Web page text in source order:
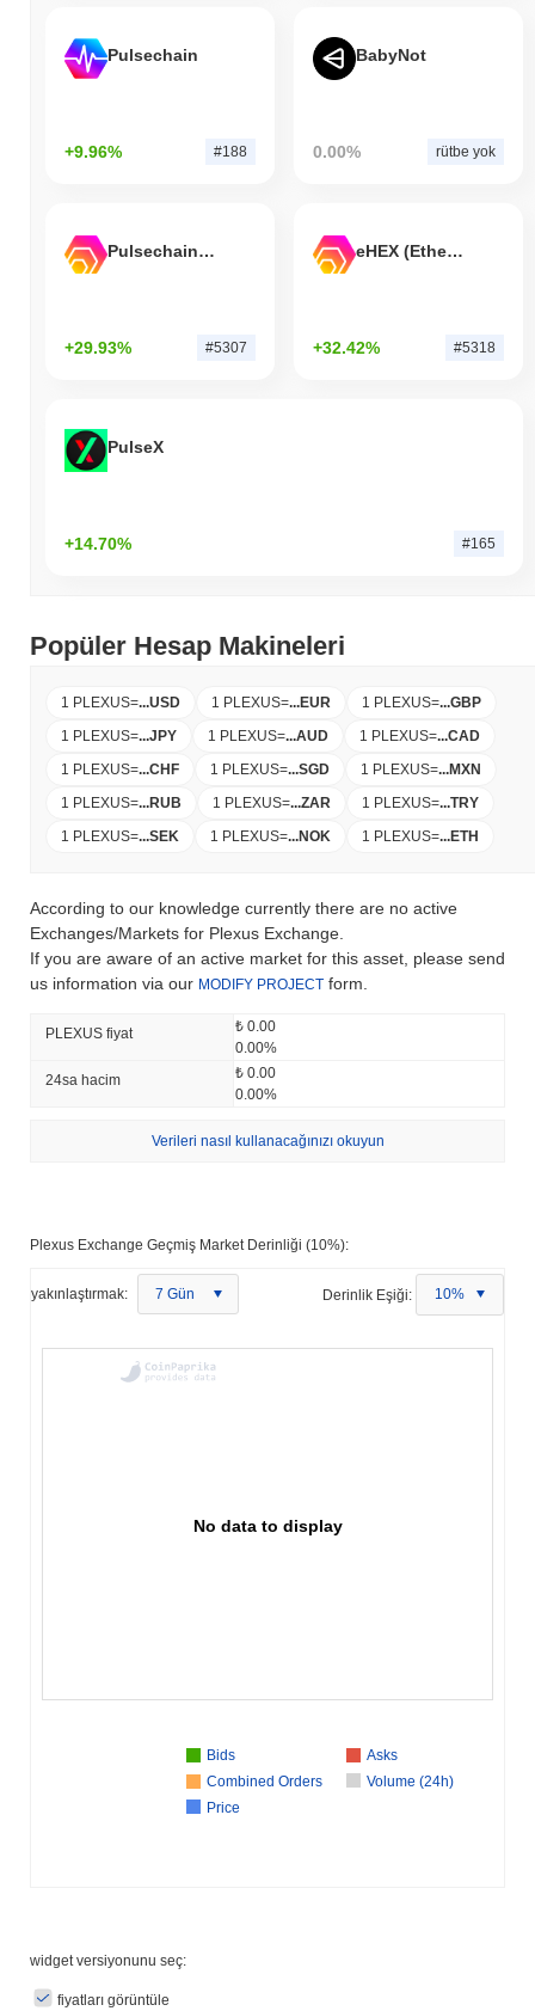
Pulsechain
+9.96% #188
BabyNot
0.00% rütbe yok
Pulsechain Bridged HEX (Pulsechain)
+29.93% #5307
eHEX (Ethereum)
+32.42% #5318
PulseX
+14.70% #165
Popüler Hesap Makineleri
1 PLEXUS=...USD 1 PLEXUS=...EUR 1 PLEXUS=...GBP
1 PLEXUS=...JPY 1 PLEXUS=...AUD 1 PLEXUS=...CAD
1 PLEXUS=...CHF 1 PLEXUS=...SGD 1 PLEXUS=...MXN
1 PLEXUS=...RUB 1 PLEXUS=...ZAR 1 PLEXUS=...TRY
1 PLEXUS=...SEK 1 PLEXUS=...NOK 1 PLEXUS=...ETH
According to our knowledge currently there are no active
Exchanges/Markets for Plexus Exchange.
If you are aware of an active market for this asset, please send
us information via our MODIFY PROJECT form.
PLEXUS fiyat
₺ 0.00
0.00%
24sa hacim
₺ 0.00
0.00%
Verileri nasıl kullanacağınızı okuyun
Plexus Exchange Geçmiş Market Derinliği (10%):
yakınlaştırmak: 7 Gün Derinlik Eşiği: 10%
No data to display
Bids
Asks
Combined Orders
Volume (24h)
Price
widget versiyonunu seç:
fiyatları görüntüle